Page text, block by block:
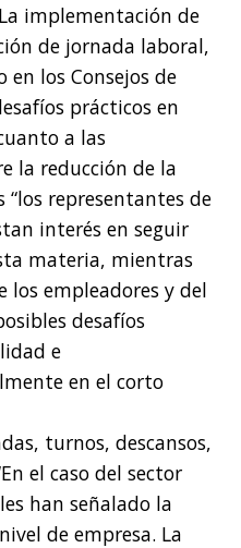
implementación de
de jornada laboral,
en los Consejos de
prácticos en
a las
la reducción de la
representantes de
interés en seguir
materia, mientras
los empleadores y del
desafíos
e
en el corto
turnos, descansos,
el caso del sector
han señalado la
de empresa. La